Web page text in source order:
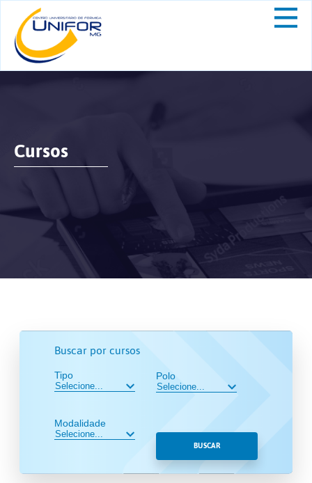
Cursos
Buscar por cursos
Tipo
Modalidade
Polo
BUSCAR